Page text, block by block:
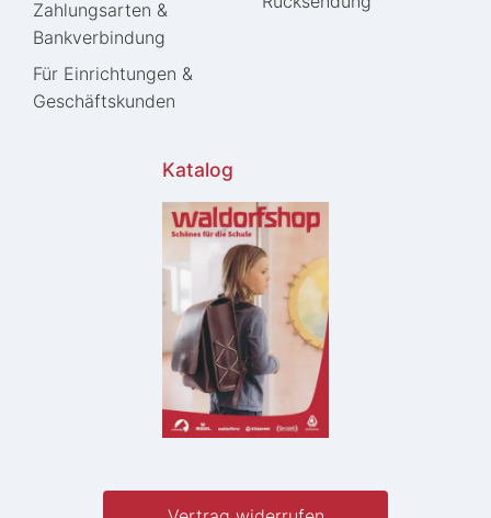
Zahlungsarten &
Bankverbindung
Für Einrichtungen &
Geschäftskunden
Katalog